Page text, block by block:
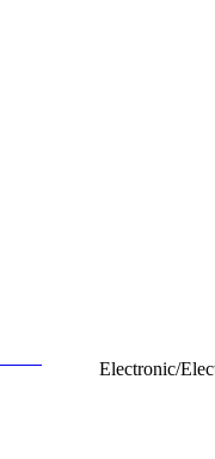
Electronic/